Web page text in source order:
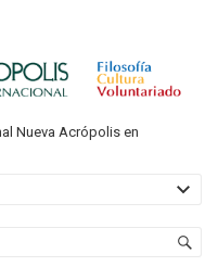
Nueva Acrópolis en